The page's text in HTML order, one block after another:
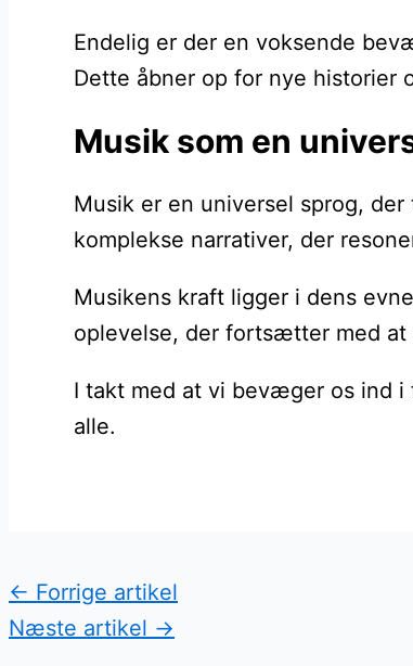
Endelig er der en voksende
Dette åbner op for nye historier
Musik som en
Musik er en universel sprog,
komplekse narrativer, der
Musikens kraft ligger i dens
oplevelse, der fortsætter med at
I takt med at vi bevæger os ind i
alle.
← Forrige artikel
Næste artikel →